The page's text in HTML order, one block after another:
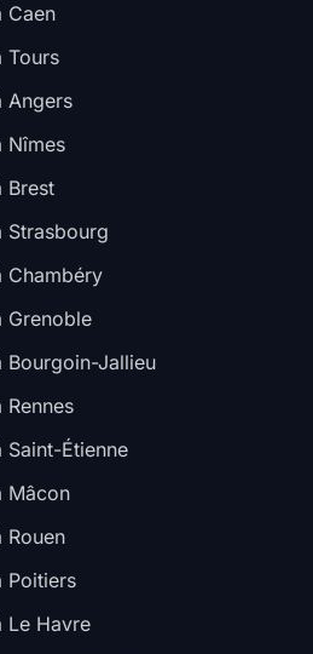
Caen
Tours
Angers
Nîmes
Brest
Strasbourg
Chambéry
Grenoble
Bourgoin-Jallieu
Saint-Étienne
Mâcon
Rouen
Poitiers
Le Havre